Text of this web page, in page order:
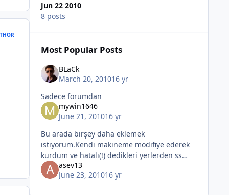
Jun 22 2010
8 posts
Most Popular Posts
BLaCk
March 20, 201016 yr
Sadece forumdan
mywin1646
June 21, 201016 yr
Bu arada birşey daha eklemek
istiyorum.Kendi makineme modifiye ederek
kurdum ve hatalı(!) dedikleri yerlerden ss
aldım.İşte g
asev13
June 23, 201016 yr